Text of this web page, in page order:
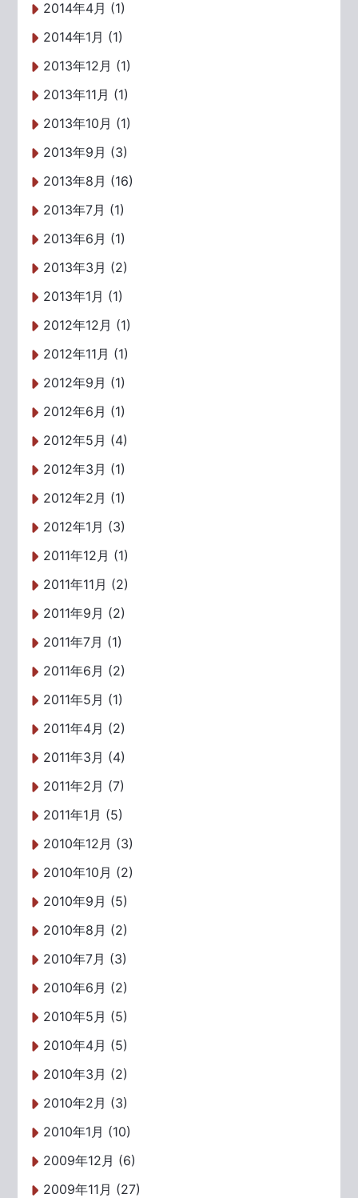
2014年4月 (1)
2014年1月 (1)
2013年12月 (1)
2013年11月 (1)
2013年10月 (1)
2013年9月 (3)
2013年8月 (16)
2013年7月 (1)
2013年6月 (1)
2013年3月 (2)
2013年1月 (1)
2012年12月 (1)
2012年11月 (1)
2012年9月 (1)
2012年6月 (1)
2012年5月 (4)
2012年3月 (1)
2012年2月 (1)
2012年1月 (3)
2011年12月 (1)
2011年11月 (2)
2011年9月 (2)
2011年7月 (1)
2011年6月 (2)
2011年5月 (1)
2011年4月 (2)
2011年3月 (4)
2011年2月 (7)
2011年1月 (5)
2010年12月 (3)
2010年10月 (2)
2010年9月 (5)
2010年8月 (2)
2010年7月 (3)
2010年6月 (2)
2010年5月 (5)
2010年4月 (5)
2010年3月 (2)
2010年2月 (3)
2010年1月 (10)
2009年12月 (6)
2009年11月 (27)